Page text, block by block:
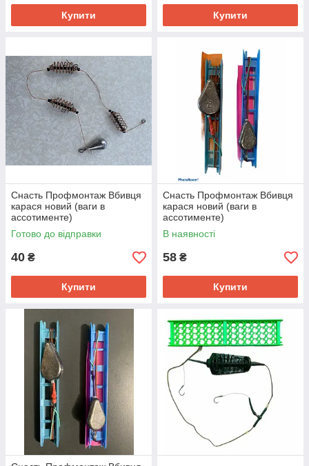
Купити Купити
Снасть Профмонтаж Вбивця
карася новий (ваги в
ассотименте)
Готово до відправки
40 ₴
Купити
Снасть Профмонтаж Вбивця
карася новий (ваги в
ассотименте)
В наявності
58 ₴
Купити